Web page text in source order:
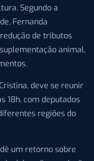
Segundo a
Fernanda
de tributos
animal,
deve se reunir
18h, com deputados
regiões do
um retorno sobre